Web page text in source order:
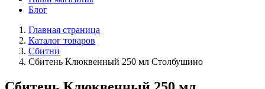
Блог
Главная страница
Каталог товаров
Сбитни
Сбитень Клюквенный 250 мл Столбушино